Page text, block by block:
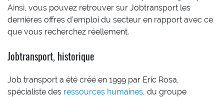
Ainsi, vous pouvez retrouver sur Jobtransport les
dernières offres d’emploi du secteur en rapport avec ce
que vous recherchez réellement.
Jobtransport, historique
Job transport a été créé en 1999 par Eric Rosa,
spécialiste des ressources humaines, du groupe